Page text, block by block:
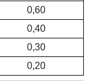
0,60
0,40
0,30
0,20